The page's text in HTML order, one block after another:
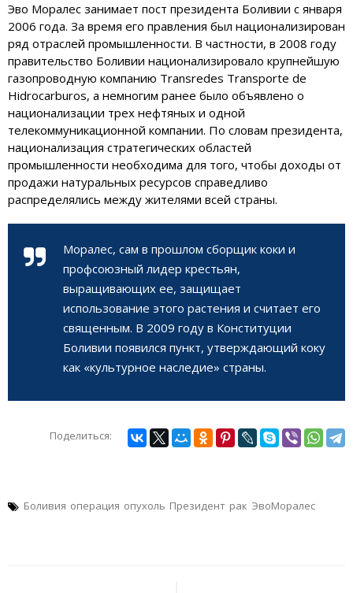
Эво Моралес занимает пост президента Боливии с января
2006 года. За время его правления был национализирован
ряд отраслей промышленности. В частности, в 2008 году
правительство Боливии национализировало крупнейшую
газопроводную компанию Transredes Transporte de
Hidrocarburos, а немногим ранее было объявлено о
национализации трех нефтяных и одной
телекоммуникационной компании. По словам президента,
национализация стратегических областей
промышленности необходима для того, чтобы доходы от
продажи натуральных ресурсов справедливо
распределялись между жителями всей страны.
Моралес, сам в прошлом сборщик коки и
профсоюзный лидер крестьян,
выращивающих ее, защищает
использование этого растения и считает его
священным. В 2009 году в Конституции
Боливии появился пункт, утверждающий коку
как «культурное наследие» страны.
Поделиться:
Боливия операция опухоль Президент рак ЭвоМоралес